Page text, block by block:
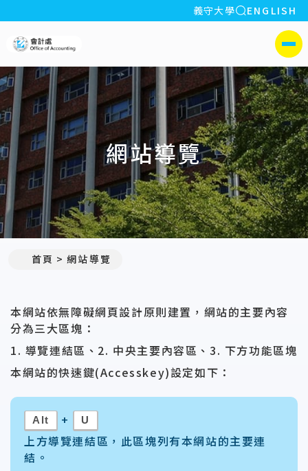
:::
義守大學 全站搜索
ENGLISH
側選單
網站導覽
首頁 網站導覽
本網站依無障礙網頁設計原則建置，網站的主要內容
分為三大區塊：
1. 導覽連結區、2. 中央主要內容區、3. 下方功能區塊
本網站的快速鍵(Accesskey)設定如下：
Alt + U
上方導覽連結區，此區塊列有本網站的主要連
結。